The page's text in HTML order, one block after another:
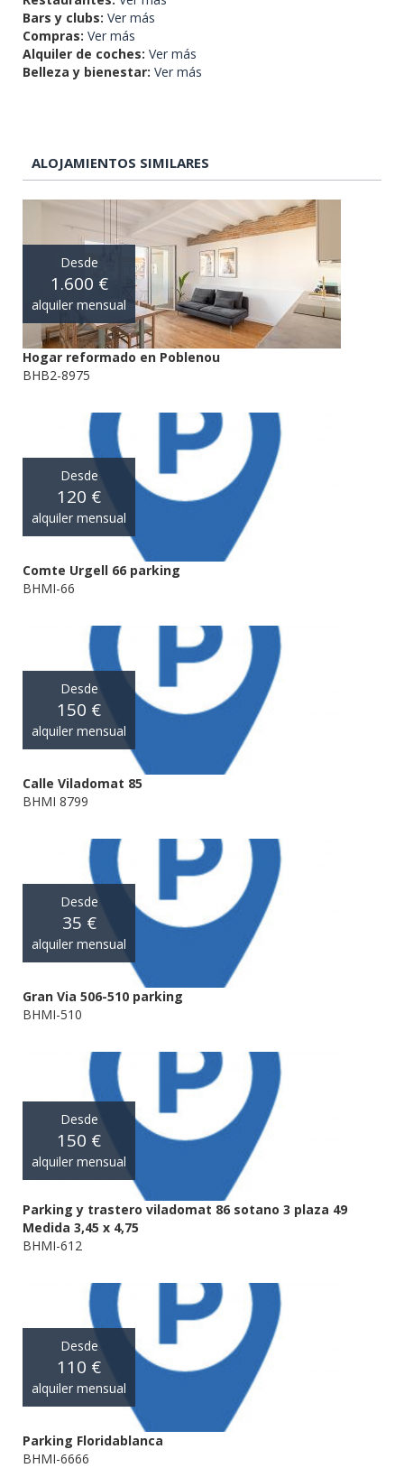
Bars y clubs: Ver más
Compras: Ver más
Alquiler de coches: Ver más
Belleza y bienestar: Ver más
ALOJAMIENTOS SIMILARES
Desde
1.600 €
alquiler mensual
Hogar reformado en Poblenou
BHB2-8975
Desde
120 €
alquiler mensual
Comte Urgell 66 parking
BHMI-66
Desde
150 €
alquiler mensual
Calle Viladomat 85
BHMI 8799
Desde
35 €
alquiler mensual
Gran Via 506-510 parking
BHMI-510
Desde
150 €
alquiler mensual
Parking y trastero viladomat 86 sotano 3 plaza 49
Medida 3,45 x 4,75
BHMI-612
Desde
110 €
alquiler mensual
Parking Floridablanca
BHMI-6666